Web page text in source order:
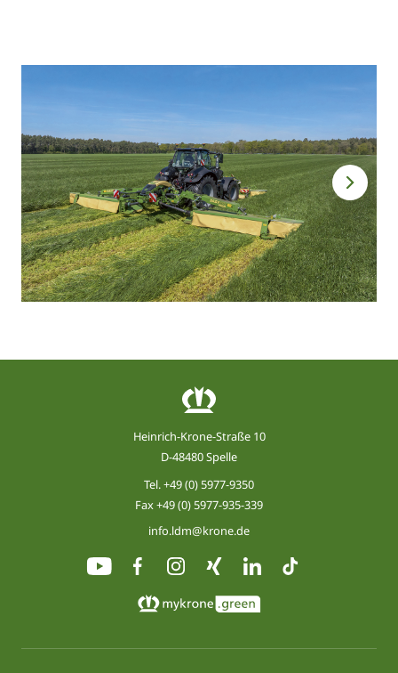
Heinrich-Krone-Straße 10
D-48480 Spelle
Tel.+49 (0) 5977-9350
Fax +49 (0) 5977-935-339
info.ldm@krone.de